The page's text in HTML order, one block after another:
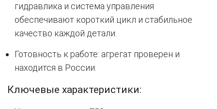
гидравлика и система управления
обеспечивают короткий цикл и стабильное
качество каждой детали.
Готовность к работе: агрегат проверен и
находится в России.
Ключевые характеристики: